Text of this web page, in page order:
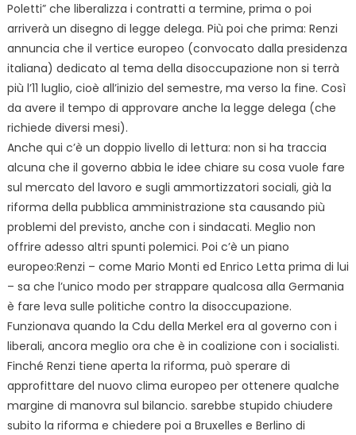
Poletti” che liberalizza i contratti a termine, prima o poi
arriverà un disegno di legge delega. Più poi che prima: Renzi
annuncia che il vertice europeo (convocato dalla presidenza
italiana) dedicato al tema della disoccupazione non si terrà
più l’11 luglio, cioè all’inizio del semestre, ma verso la fine. Così
da avere il tempo di approvare anche la legge delega (che
richiede diversi mesi).
Anche qui c’è un doppio livello di lettura: non si ha traccia
alcuna che il governo abbia le idee chiare su cosa vuole fare
sul mercato del lavoro e sugli ammortizzatori sociali, già la
riforma della pubblica amministrazione sta causando più
problemi del previsto, anche con i sindacati. Meglio non
offrire adesso altri spunti polemici. Poi c’è un piano
europeo:Renzi – come Mario Monti ed Enrico Letta prima di lui
– sa che l’unico modo per strappare qualcosa alla Germania
è fare leva sulle politiche contro la disoccupazione.
Funzionava quando la Cdu della Merkel era al governo con i
liberali, ancora meglio ora che è in coalizione con i socialisti.
Finché Renzi tiene aperta la riforma, può sperare di
approfittare del nuovo clima europeo per ottenere qualche
margine di manovra sul bilancio. sarebbe stupido chiudere
subito la riforma e chiedere poi a Bruxelles e Berlino di